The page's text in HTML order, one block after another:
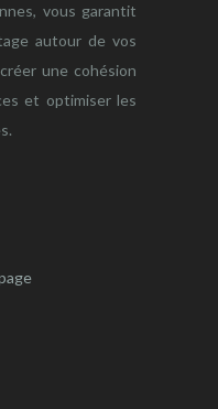
vous garantit
autour de vos
une cohésion
et optimiser les